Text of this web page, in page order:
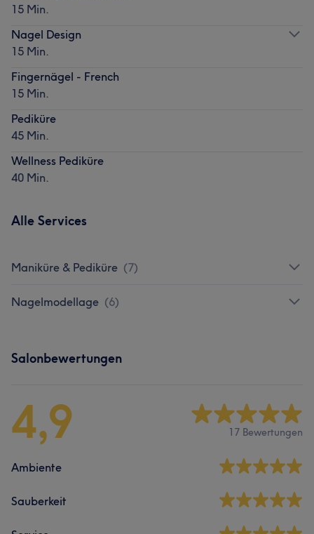
15 Min.
Nagel Design
15 Min.
Fingernägel - French
15 Min.
Pediküre
45 Min.
Wellness Pediküre
40 Min.
Alle Services
Maniküre & Pediküre (7)
Nagelmodellage (6)
Salonbewertungen
4,9 17 Bewertungen
Ambiente
Sauberkeit